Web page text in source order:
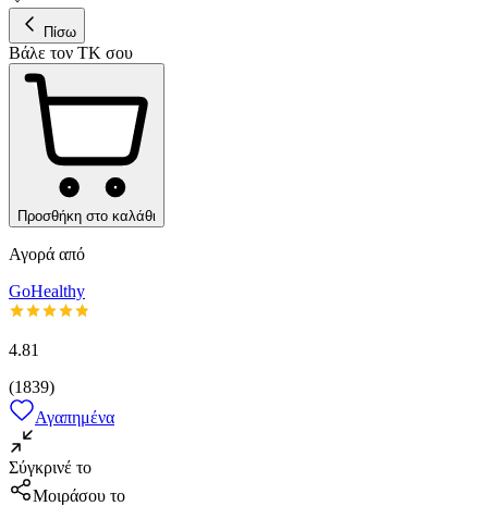
Πίσω
Βάλε τον ΤΚ σου
Προσθήκη στο καλάθι
Αγορά από
GoHealthy
4.81
(1839)
Αγαπημένα
Σύγκρινέ το
Μοιράσου το